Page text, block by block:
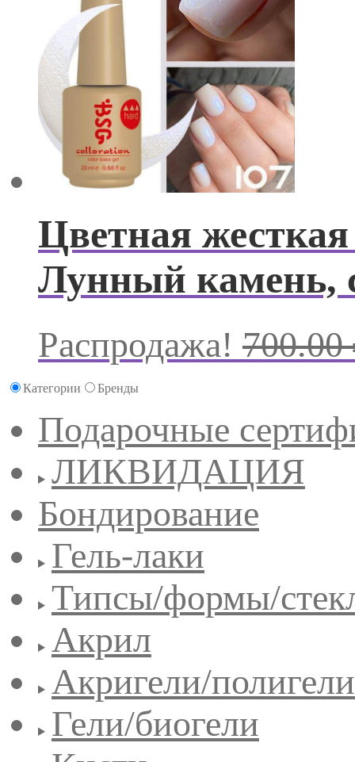
Цветная
Лунный камень,
Распродажа! 700.00
Категории Бренды
Подарочные
ЛИКВИДАЦИЯ
Бондирование
Гель-лаки
Типсы/формы/
Акрил
Акригели/полигели
Гели/биогели